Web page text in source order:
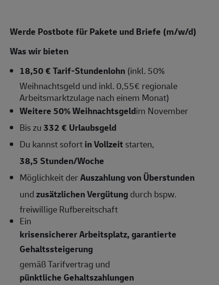
Werde Postbote für Pakete und Briefe (m/w/d)
Was wir bieten
18,50 € Tarif-Stundenlohn (inkl. 50%
Weihnachtsgeld und inkl. 0,55€ regionale
Arbeitsmarktzulage nach einem Monat)
Weitere 50% Weihnachtsgeldim November
Bis zu332 € Urlaubsgeld
Du kannst sofortin Vollzeit starten,
38,5 Stunden/Woche
Möglichkeit derAuszahlung von Überstunden
undzusätzlichen Vergütungdurch bspw.
freiwillige Rufbereitschaft
Ein
krisensicherer Arbeitsplatz, garantierte
Gehaltssteigerung
gemäß Tarifvertrag und
pünktliche Gehaltszahlungen